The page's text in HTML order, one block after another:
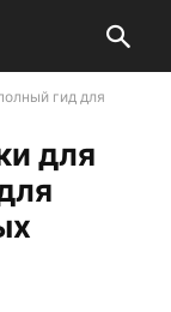
гид для
для